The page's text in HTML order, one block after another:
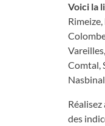
Voici la
Comtal,
des